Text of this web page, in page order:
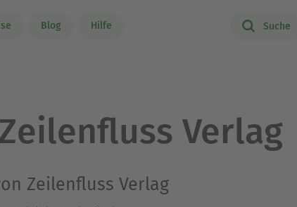
Blog Hilfe Suche
Verlag
Zeilenfluss Verlag